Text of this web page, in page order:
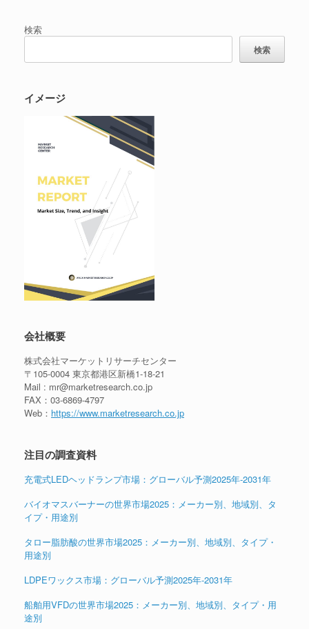
検索
検索
イメージ
会社概要
株式会社マーケットリサーチセンター
〒105-0004 東京都港区新橋1-18-21
Mail : mr@marketresearch.co.jp
FAX：03-6869-4797
Web： https://www.marketresearch.co.jp
注目の調査資料
充電式LEDヘッドランプ市場：グローバル予測2025年-2031年
バイオマスバーナーの世界市場2025：メーカー別、地域別、タ
イプ・用途別
タロー脂肪酸の世界市場2025：メーカー別、地域別、タイプ・
用途別
LDPEワックス市場：グローバル予測2025年-2031年
船舶用VFDの世界市場2025：メーカー別、地域別、タイプ・用
途別